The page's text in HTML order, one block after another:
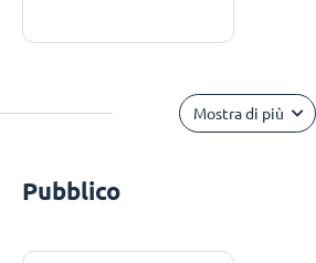
Mostra di più
Pubblico